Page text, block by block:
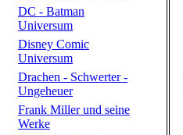
DC - Batman
Universum
Disney Comic
Universum
Drachen - Schwerter -
Ungeheuer
Frank Miller und seine
Werke